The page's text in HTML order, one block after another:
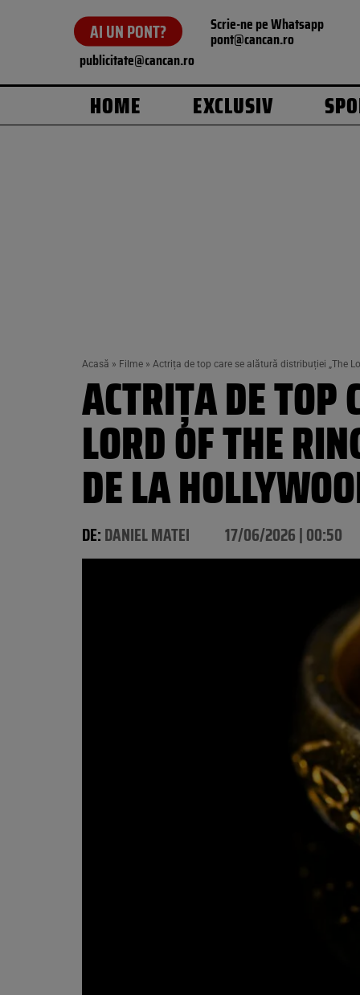
AI UN PONT? Scrie-ne pe Whatsapp
pont@cancan.ro
publicitate@cancan.ro
HOME EXCLUSIV
Acasă » Filme » Actrița de top care se alătură distribuției „The
ACTRIȚA DE
LORD OF THE
DE LA
DE:DANIEL MATEI 17/06/2026 | 00:50